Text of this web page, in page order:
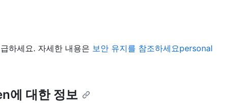
하세요. 자세한 내용은 보안 유지를 참조하세요personal
에 대한 정보